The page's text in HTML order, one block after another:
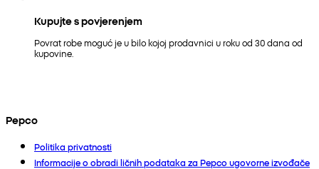
Kupujte s povjerenjem
Povrat robe moguć je u bilo kojoj prodavnici u roku od 30 dana od
kupovine.
Pepco
Politika privatnosti
Informacije o obradi ličnih podataka za Pepco ugovorne izvođače